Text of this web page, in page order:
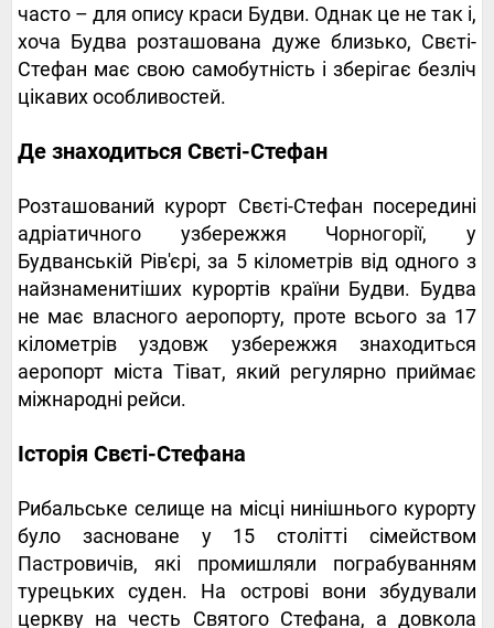
часто – для опису краси Будви. Однак це не так і,
хоча Будва розташована дуже близько, Свєті-
Стефан має свою самобутність і зберігає безліч
цікавих особливостей.
Де знаходиться Свєті-Стефан
Розташований курорт Свєті-Стефан посередині
адріатичного узбережжя Чорногорії, у
Будванській Рів'єрі, за 5 кілометрів від одного з
найзнаменитіших курортів країни Будви. Будва
не має власного аеропорту, проте всього за 17
кілометрів уздовж узбережжя знаходиться
аеропорт міста Тіват, який регулярно приймає
міжнародні рейси.
Історія Свєті-Стефана
Рибальське селище на місці нинішнього курорту
було засноване у 15 столітті сімейством
Пастровичів, які промишляли пограбуванням
турецьких суден. На острові вони збудували
церкву на честь Святого Стефана, а довкола